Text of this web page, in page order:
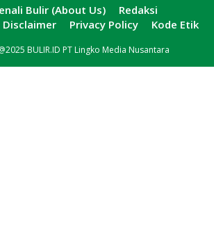
Bulir (About Us)
Redaksi
Disclaimer Privacy Policy Kode Etik
BULIR.ID PT Lingko Media Nusantara